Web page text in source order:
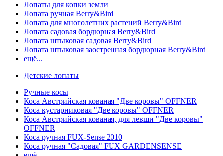
Лопаты для копки земли
Лопата ручная Berry&Bird
Лопата для многолетних растений Berry&Bird
Лопата садовая бордюрная Berry&Bird
Лопата штыковая садовая Berry&Bird
Лопата штыковая заостренная бордюрная Berry&Bird
ещё...
Детские лопаты
Ручные косы
Коса Австрийская кованая "Две коровы" OFFNER
Коса кустарниковая "Две коровы" OFFNER
Коса Австрийская кованая, для левши "Две коровы"
OFFNER
Коса ручная FUX-Sense 2010
Коса ручная "Садовая" FUX GARDENSENSE